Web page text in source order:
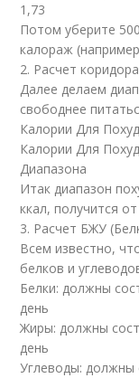
1,73
Потом уберите
калораж
2. Расчет
Далее делаем
свободнее
Калории Для
Калории Для
Диапазона
Итак диапазон
ккал, получится
3. Расчет БЖУ
Всем известно,
белков и
Белки: должны
день
Жиры: должны
день
Углеводы: должны